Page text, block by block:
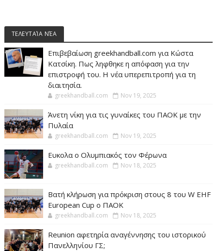
ΤΕΛΕΥΤΑΊΑ ΝΈΑ
Επιβεβαίωση greekhandball.com για Κώστα
Κατσίκη. Πως ληφθηκε η απόφαση για την
επιστροφή του. Η νέα υπερεπιτροπή για τη
διαιτησία.
greekhandball.com Nov 19, 2025
Άνετη νίκη για τις γυναίκες του ΠΑΟΚ με την
Πυλαία
greekhandball.com Nov 19, 2025
Ευκολα ο Ολυμπιακός τον Φέρωνα
greekhandball.com Nov 18, 2025
Βατή κλήρωση για πρόκριση στους 8 του W EHF
European Cup ο ΠΑΟΚ
greekhandball.com Nov 18, 2025
Reunion αφετηρία αναγέννησης του ιστορικού
Πανελληνίου ΓΣ;